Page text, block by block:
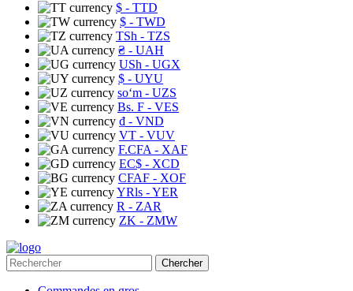
$ - TTD
$ - TWD
TSh - TZS
₴ - UAH
USh - UGX
$ - UYU
soʻm - UZS
Bs. F - VES
₫ - VND
VT - VUV
F.CFA - XAF
EC$ - XCD
CFAF - XOF
YRls - YER
R - ZAR
ZK - ZMW
Chercher